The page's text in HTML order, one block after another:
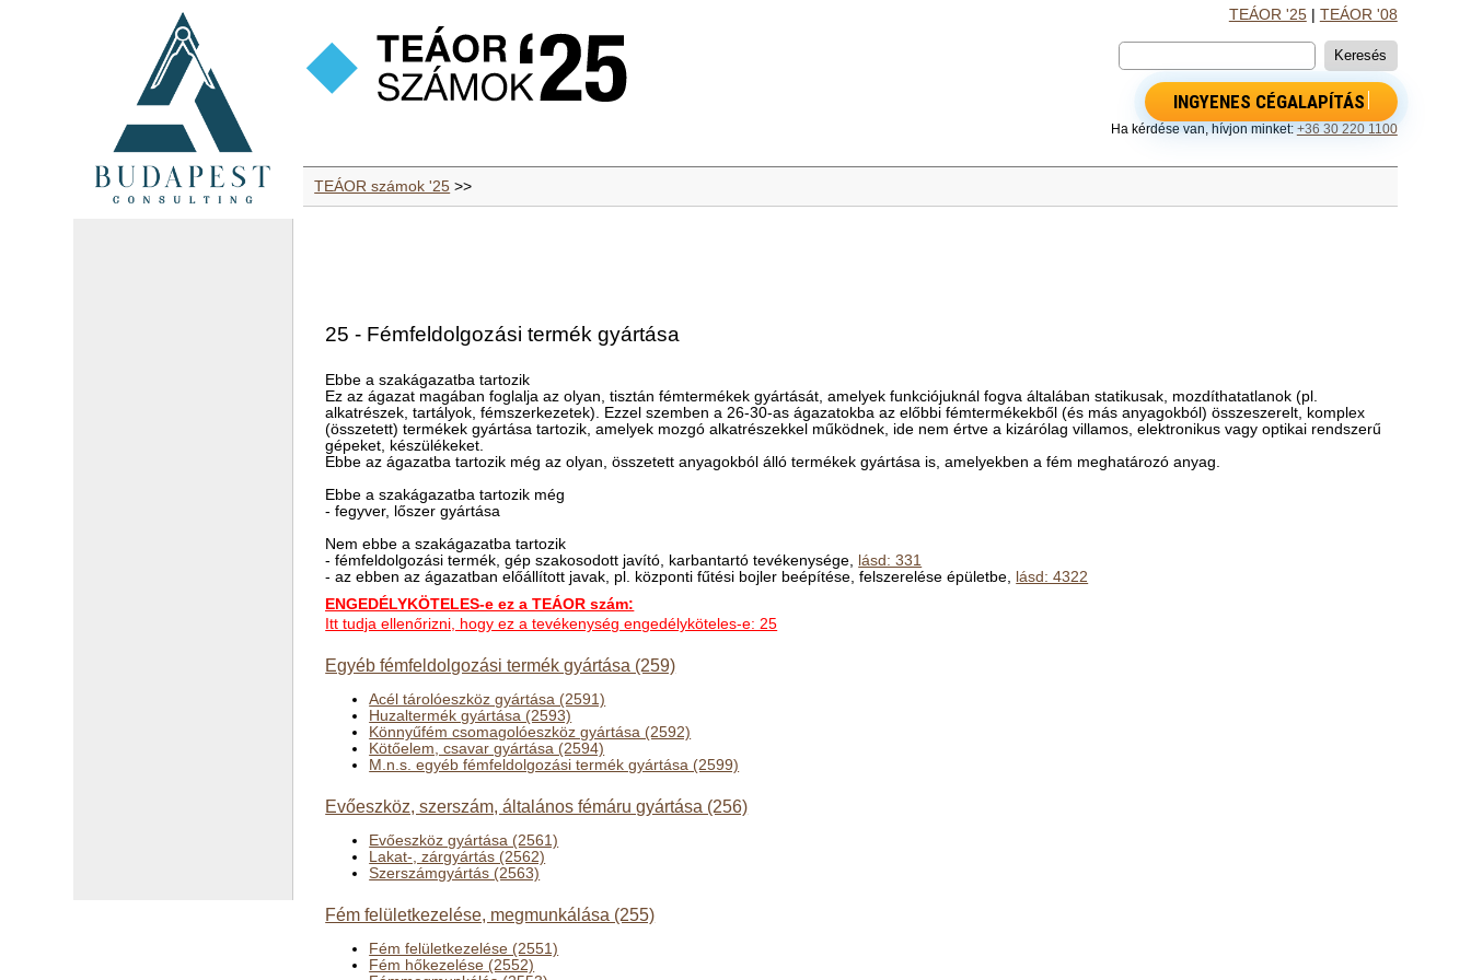
TEÁOR '25| TEÁOR '08
INGYENES CÉGALAPÍTÁS
Ha kérdése van, hívjon minket: +36 30 220 1100
TEÁOR számok '25 >>
25 - Fémfeldolgozási termék gyártása
Ebbe a szakágazatba tartozik
Ez az ágazat magában foglalja az olyan, tisztán fémtermékek gyártását, amelyek funkciójuknál fogva általában statikusak, mozdíthatatlanok (pl.
alkatrészek, tartályok, fémszerkezetek). Ezzel szemben a 26-30-as ágazatokba az előbbi fémtermékekből (és más anyagokból) összeszerelt, komplex
(összetett) termékek gyártása tartozik, amelyek mozgó alkatrészekkel működnek, ide nem értve a kizárólag villamos, elektronikus vagy optikai rendszerű
gépeket, készülékeket.
Ebbe az ágazatba tartozik még az olyan, összetett anyagokból álló termékek gyártása is, amelyekben a fém meghatározó anyag.
Ebbe a szakágazatba tartozik még
- fegyver, lőszer gyártása
Nem ebbe a szakágazatba tartozik
- fémfeldolgozási termék, gép szakosodott javító, karbantartó tevékenysége, lásd: 331
- az ebben az ágazatban előállított javak, pl. központi fűtési bojler beépítése, felszerelése épületbe, lásd: 4322
ENGEDÉLYKÖTELES-e ez a TEÁOR szám:
Itt tudja ellenőrizni, hogy ez a tevékenység engedélyköteles-e: 25
Egyéb fémfeldolgozási termék gyártása (259)
Acél tárolóeszköz gyártása (2591)
Huzaltermék gyártása (2593)
Könnyűfém csomagolóeszköz gyártása (2592)
Kötőelem, csavar gyártása (2594)
M.n.s. egyéb fémfeldolgozási termék gyártása (2599)
Evőeszköz, szerszám, általános fémáru gyártása (256)
Evőeszköz gyártása (2561)
Lakat-, zárgyártás (2562)
Szerszámgyártás (2563)
Fém felületkezelése, megmunkálása (255)
Fém felületkezelése (2551)
Fém hőkezelése (2552)